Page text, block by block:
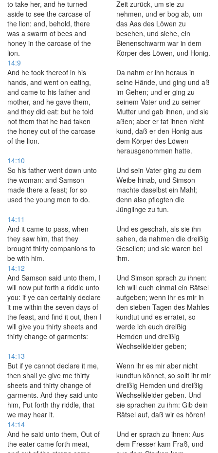
to take her, and he turned
aside to see the carcase of
the lion: and, behold, there
was a swarm of bees and
honey in the carcase of the
lion.
Zeit zurück, um sie zu
nehmen, und er bog ab, um
das Aas des Löwen zu
besehen, und siehe, ein
Bienenschwarm war in dem
Körper des Löwen, und Honig.
14:9
And he took thereof in his
hands, and went on eating,
and came to his father and
mother, and he gave them,
and they did eat: but he told
not them that he had taken
the honey out of the carcase
of the lion.
Da nahm er ihn heraus in
seine Hände, und ging und aß
im Gehen; und er ging zu
seinem Vater und zu seiner
Mutter und gab ihnen, und sie
aßen; aber er tat ihnen nicht
kund, daß er den Honig aus
dem Körper des Löwen
herausgenommen hatte.
14:10
So his father went down unto
the woman: and Samson
made there a feast; for so
used the young men to do.
Und sein Vater ging zu dem
Weibe hinab, und Simson
machte daselbst ein Mahl;
denn also pflegten die
Jünglinge zu tun.
14:11
And it came to pass, when
they saw him, that they
brought thirty companions to
be with him.
Und es geschah, als sie ihn
sahen, da nahmen die dreißig
Gesellen; und sie waren bei
ihm.
14:12
And Samson said unto them, I
will now put forth a riddle unto
you: if ye can certainly declare
it me within the seven days of
the feast, and find it out, then I
will give you thirty sheets and
thirty change of garments:
Und Simson sprach zu ihnen:
Ich will euch einmal ein Rätsel
aufgeben; wenn ihr es mir in
den sieben Tagen des Mahles
kundtut und es erratet, so
werde ich euch dreißig
Hemden und dreißig
Wechselkleider geben;
14:13
But if ye cannot declare it me,
then shall ye give me thirty
sheets and thirty change of
garments. And they said unto
him, Put forth thy riddle, that
we may hear it.
Wenn ihr es mir aber nicht
kundtun könnet, so sollt ihr mir
dreißig Hemden und dreißig
Wechselkleider geben. Und
sie sprachen zu ihm: Gib dein
Rätsel auf, daß wir es hören!
14:14
And he said unto them, Out of
the eater came forth meat,
Und er sprach zu ihnen: Aus
dem Fresser kam Fraß, und